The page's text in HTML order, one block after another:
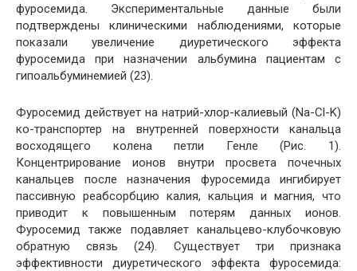
фуросемида. Экспериментальные данные были
подтверждены клиническими наблюдениями, которые
показали увеличение диуретического эффекта
фуросемида при назначении альбумина пациентам с
гипоальбуминемией (23).
Фуросемид действует на натрий-хлор-калиевый (Na-Cl-K)
ко-транспортер на внутренней поверхности канальца
восходящего колена петли Генле (Рис. 1).
Концентрирование ионов внутри просвета почечных
канальцев после назначения фуросемида ингибирует
пассивную реабсорбцию калия, кальция и магния, что
приводит к повышенным потерям данных ионов.
Фуросемид также подавляет канальцево-клубочковую
обратную связь (24). Существует три признака
эффективности диуретического эффекта фуросемида: